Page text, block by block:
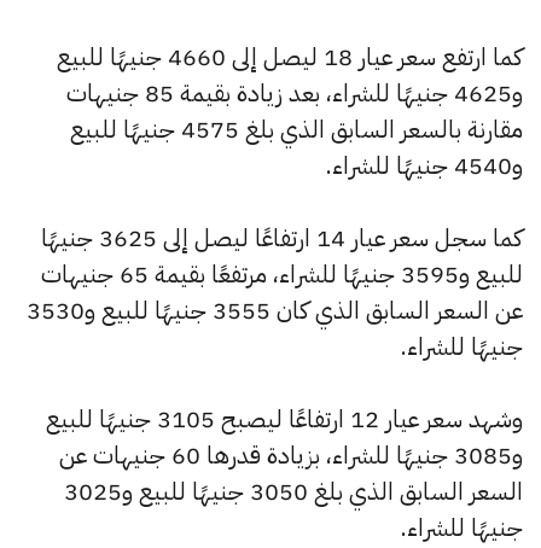
كما ارتفع سعر عيار 18 ليصل إلى 4660 جنيهًا للبيع
و4625 جنيهًا للشراء، بعد زيادة بقيمة 85 جنيهات
مقارنة بالسعر السابق الذي بلغ 4575 جنيهًا للبيع
و4540 جنيهًا للشراء.
كما سجل سعر عيار 14 ارتفاعًا ليصل إلى 3625 جنيهًا
للبيع و3595 جنيهًا للشراء، مرتفعًا بقيمة 65 جنيهات
عن السعر السابق الذي كان 3555 جنيهًا للبيع و3530
جنيهًا للشراء.
وشهد سعر عيار 12 ارتفاعًا ليصبح 3105 جنيهًا للبيع
و3085 جنيهًا للشراء، بزيادة قدرها 60 جنيهات عن
السعر السابق الذي بلغ 3050 جنيهًا للبيع و3025
جنيهًا للشراء.